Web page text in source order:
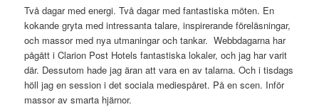
Två dagar med energi. Två dagar med fantastiska möten. En
kokande gryta med intressanta talare, inspirerande föreläsningar,
och massor med nya utmaningar och tankar. Webbdagarna har
pågått i Clarion Post Hotels fantastiska lokaler, och jag har varit
där. Dessutom hade jag äran att vara en av talarna. Och i tisdags
höll jag en session i det sociala mediespåret. På en scen. Inför
massor av smarta hjärnor.